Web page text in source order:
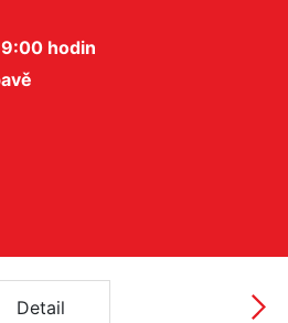
hodin
Detail